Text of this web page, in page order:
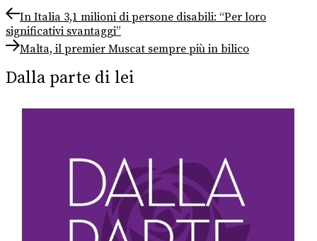
Navigazione
articoli
Previous
post:
In Italia 3,1 milioni di persone disabili: “Per loro
significativi svantaggi”
Next
post:
Malta, il premier Muscat sempre più in bilico
Dalla parte di lei